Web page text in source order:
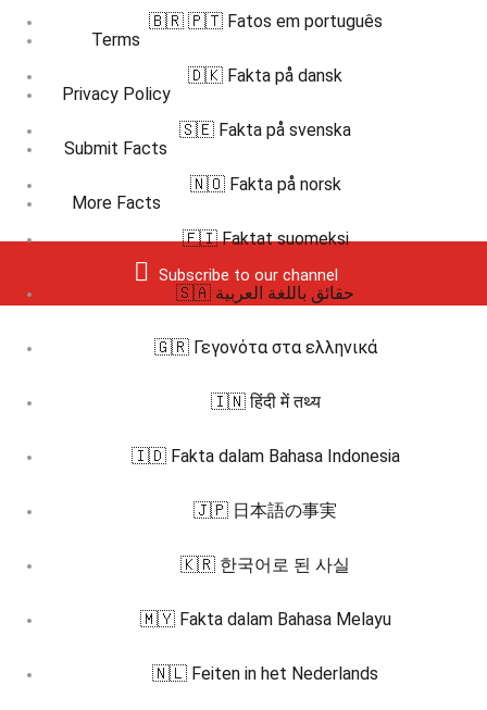
Terms
Privacy Policy
Submit Facts
More Facts
Subscribe to our channel
🇧🇷 🇵🇹 Fatos em português
🇩🇰 Fakta på dansk
🇸🇪 Fakta på svenska
🇳🇴 Fakta på norsk
🇫🇮 Faktat suomeksi
🇸🇦 حقائق باللغة العربية
🇬🇷 Γεγονότα στα ελληνικά
🇮🇳 हिंदी में तथ्य
🇮🇩 Fakta dalam Bahasa Indonesia
🇯🇵 日本語の事実
🇰🇷 한국어로 된 사실
🇲🇾 Fakta dalam Bahasa Melayu
🇳🇱 Feiten in het Nederlands